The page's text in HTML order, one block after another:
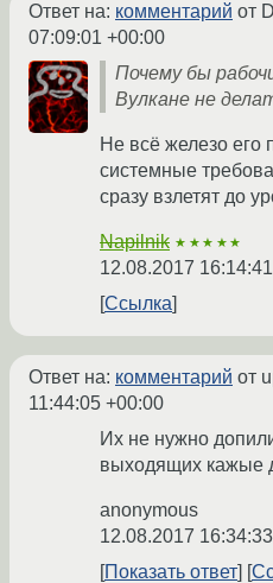
Ответ на: комментарий от
07:09:01 +00:00
Почему бы
Вулкане не
Не всё железо его
системные
сразу взлетят до
Napilnik ★★★★★
12.08.2017
Ссылка
Ответ на: комментарий от
11:44:05 +00:00
Их не нужно
выходящих кажые
anonymous
12.08.2017
Показать ответ